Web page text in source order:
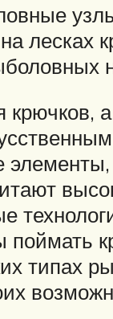
лесках
крючков,
типах